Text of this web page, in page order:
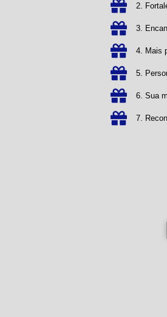
2.
3.
4. Mais
5.
6. Sua
7.